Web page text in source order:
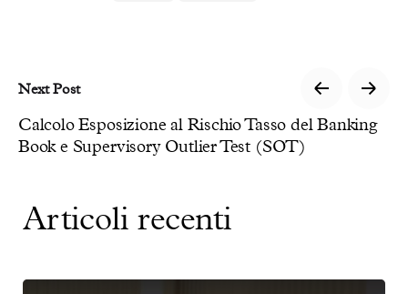
Next Post
Calcolo Esposizione al Rischio Tasso del Banking
Book e Supervisory Outlier Test (SOT)
Articoli recenti